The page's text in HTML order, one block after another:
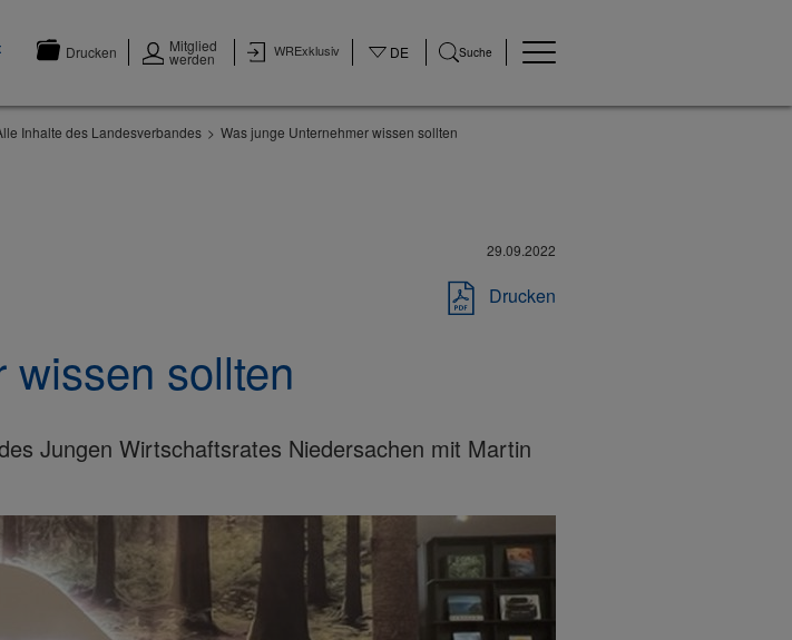
Drucken Mitglied
werden WRExklusiv DE Suche
Inhalte des Landesverbandes Was junge Unternehmer wissen sollten
29.09.2022
Drucken
wissen sollten
Jungen Wirtschaftsrates Niedersachen mit Martin